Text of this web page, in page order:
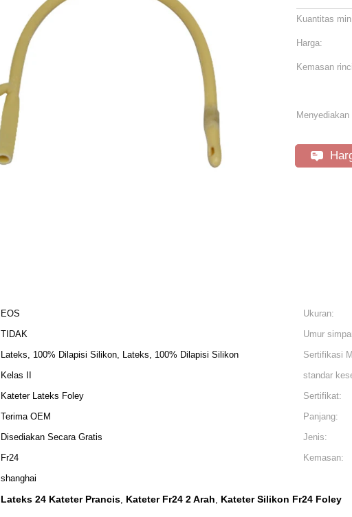
Kuantitas
Harga:
Kemasan
EOS Ukuran:
TIDAK Umur
Lateks, 100% Dilapisi Silikon, Lateks, 100% Dilapisi Silikon Sertifikasi
Kelas II standar
Kateter Lateks Foley Sertifikat:
Terima OEM Panjang:
Disediakan Secara Gratis Jenis:
Fr24 Kemasan:
shanghai
Lateks 24 Kateter Prancis, Kateter Fr24 2 Arah, Kateter Silikon Fr24 Foley